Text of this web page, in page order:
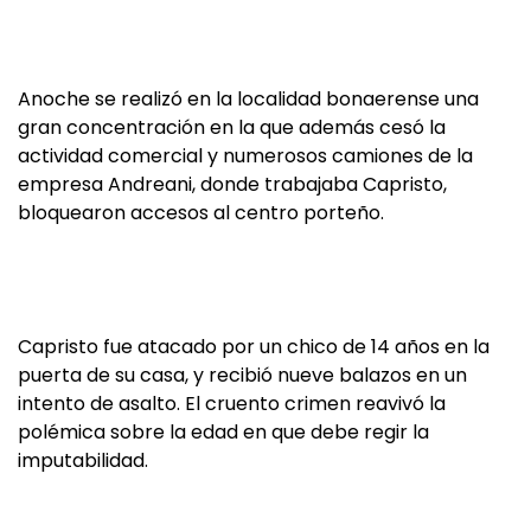
Anoche se realizó en la localidad bonaerense una
gran concentración en la que además cesó la
actividad comercial y numerosos camiones de la
empresa Andreani, donde trabajaba Capristo,
bloquearon accesos al centro porteño.
Capristo fue atacado por un chico de 14 años en la
puerta de su casa, y recibió nueve balazos en un
intento de asalto. El cruento crimen reavivó la
polémica sobre la edad en que debe regir la
imputabilidad.